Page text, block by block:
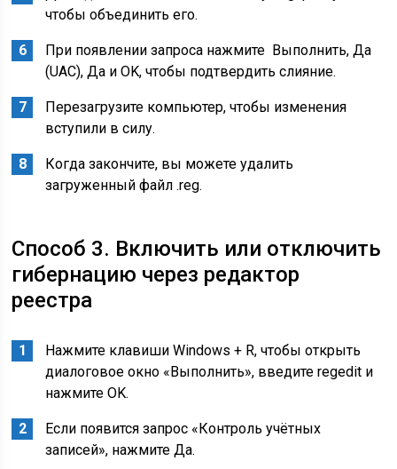
чтобы объединить его.
При появлении запроса нажмите Выполнить, Да
(UAC), Да и OK, чтобы подтвердить слияние.
Перезагрузите компьютер, чтобы изменения
вступили в силу.
Когда закончите, вы можете удалить
загруженный файл .reg.
Способ 3. Включить или отключить
гибернацию через редактор
реестра
Нажмите клавиши Windows + R, чтобы открыть
диалоговое окно «Выполнить», введите regedit и
нажмите OK.
Если появится запрос «Контроль учётных
записей», нажмите Да.